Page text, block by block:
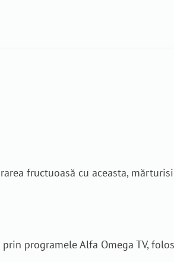
fructuoasă cu aceasta,
programele Alfa Omega TV,